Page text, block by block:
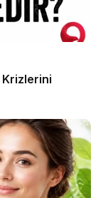
Krizlerini